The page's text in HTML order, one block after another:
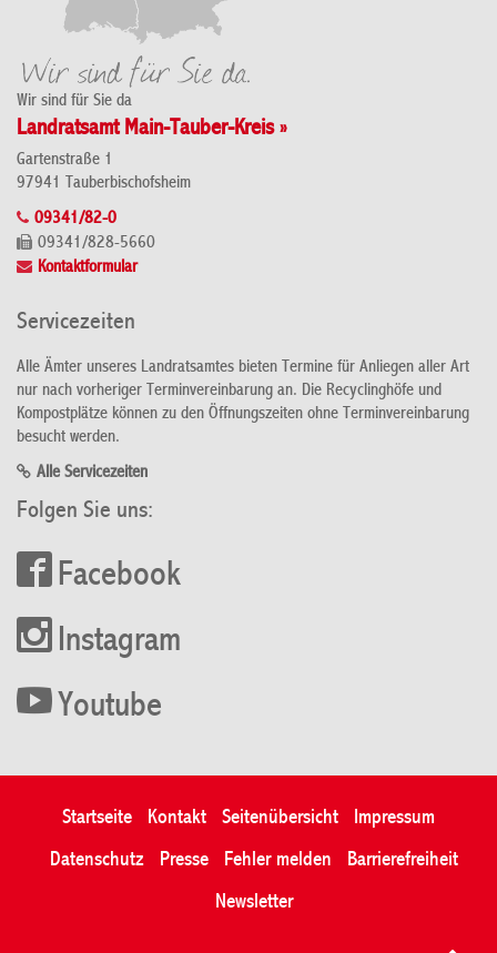
Wir sind für Sie da
Landratsamt Main-Tauber-Kreis »
Gartenstraße 1
97941 Tauberbischofsheim
09341/82-0
09341/828-5660
Kontaktformular
Servicezeiten
Alle Ämter unseres Landratsamtes bieten Termine für Anliegen aller Art
nur nach vorheriger Terminvereinbarung an. Die Recyclinghöfe und
Kompostplätze können zu den Öffnungszeiten ohne Terminvereinbarung
besucht werden.
Alle Servicezeiten
Folgen Sie uns:
Facebook
Instagram
Youtube
Startseite Kontakt Seitenübersicht
Impressum
Datenschutz
Presse Fehler melden
Barrierefreiheit
Newsletter